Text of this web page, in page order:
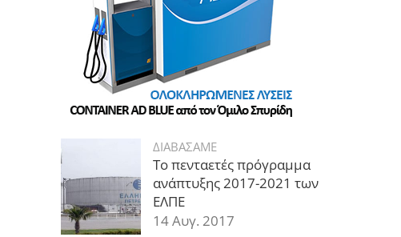
ΔΙΑΒΑΣΑΜΕ
Το πενταετές πρόγραμμα
ανάπτυξης 2017-2021 των
ΕΛΠΕ
14 Αυγ. 2017